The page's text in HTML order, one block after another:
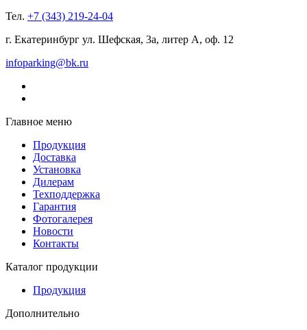
Тел. +7 (343) 219-24-04
г. Екатеринбург ул. Шефская, 3а, литер А, оф. 12
infoparking@bk.ru
Главное меню
Продукция
Доставка
Установка
Дилерам
Техподдержка
Гарантия
Фотогалерея
Новости
Контакты
Каталог продукции
Продукция
Дополнительно